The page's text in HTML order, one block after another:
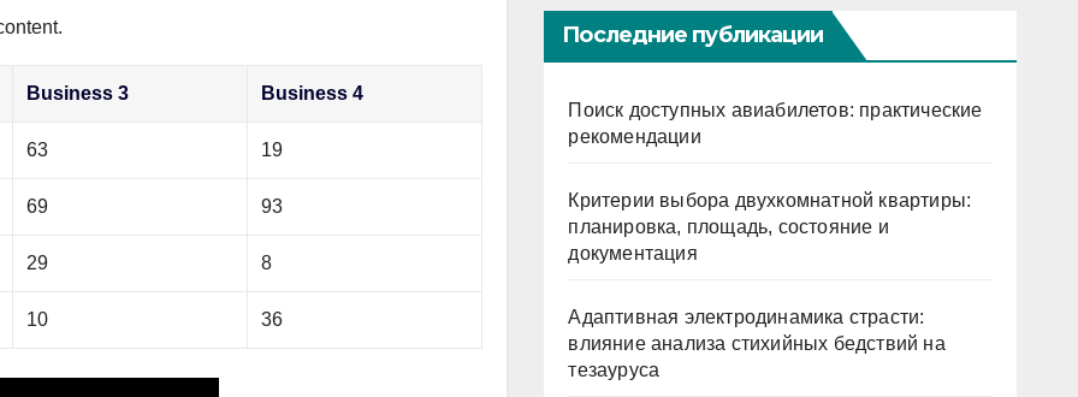
Business 3 Business 4
63 19
69 93
29 8
10 36
Последние публикации
Поиск доступных авиабилетов: практические
рекомендации
Критерии выбора двухкомнатной квартиры:
планировка, площадь, состояние и
документация
Адаптивная электродинамика страсти:
влияние анализа стихийных бедствий на
тезауруса